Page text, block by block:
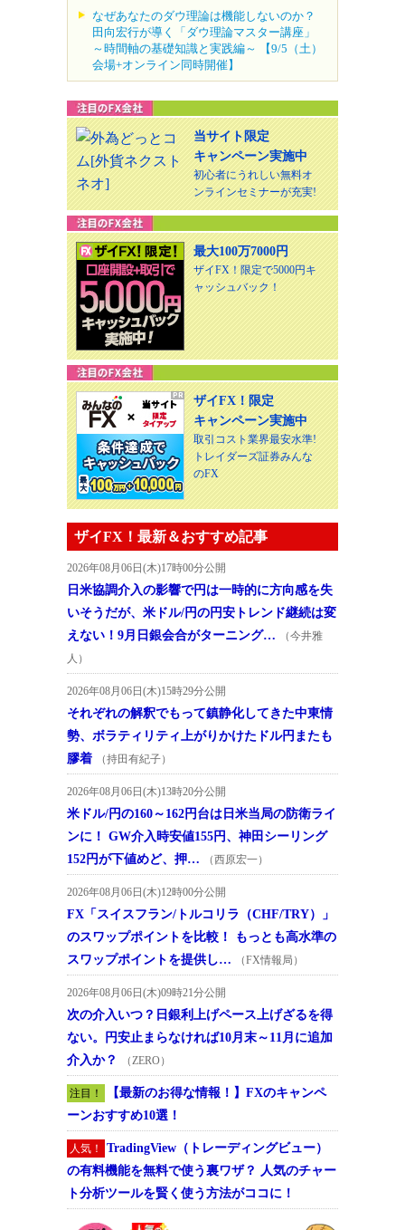
なぜあなたのダウ理論は機能しないのか？
田向宏行が導く「ダウ理論マスター講座」
～時間軸の基礎知識と実践編～ 【9/5（土）
会場+オンライン同時開催】
当サイト限定
キャンペーン実施中
初心者にうれしい無料オ
ンラインセミナーが充実!
最大100万7000円
ザイFX！限定で5000円キ
ャッシュバック！
ザイFX！限定
キャンペーン実施中
取引コスト業界最安水準!
トレイダーズ証券みんな
のFX
ザイFX！最新＆おすすめ記事
2026年08月06日(木)17時00分公開
日米協調介入の影響で円は一時的に方向感を失
いそうだが、米ドル/円の円安トレンド継続は変
えない！9月日銀会合がターニング…
（今井雅
人）
2026年08月06日(木)15時29分公開
それぞれの解釈でもって鎮静化してきた中東情
勢、ボラティリティ上がりかけたドル円またも
膠着
（持田有紀子）
2026年08月06日(木)13時20分公開
米ドル/円の160～162円台は日米当局の防衛ライ
ンに！ GW介入時安値155円、神田シーリング
152円が下値めど、押…
（西原宏一）
2026年08月06日(木)12時00分公開
FX「スイスフラン/トルコリラ（CHF/TRY）」
のスワップポイントを比較！ もっとも高水準の
スワップポイントを提供し…
（FX情報局）
2026年08月06日(木)09時21分公開
次の介入いつ？日銀利上げペース上げざるを得
ない。円安止まらなければ10月末～11月に追加
介入か？
（ZERO）
注目！
【最新のお得な情報！】FXのキャンペ
ーンおすすめ10選！
人気！
TradingView（トレーディングビュー）
の有料機能を無料で使う裏ワザ？ 人気のチャー
ト分析ツールを賢く使う方法がココに！